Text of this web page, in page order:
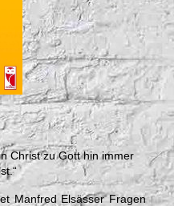
Christ zu Gott hin immer
Manfred Elsässer Fragen